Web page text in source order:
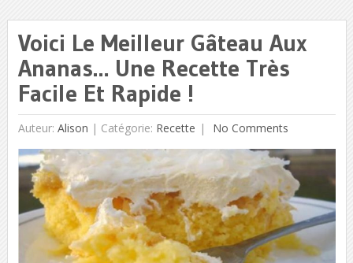
Voici Le Meilleur Gâteau Aux
Ananas… Une Recette Très
Facile Et Rapide !
Auteur: Alison | Catégorie: Recette No Comments